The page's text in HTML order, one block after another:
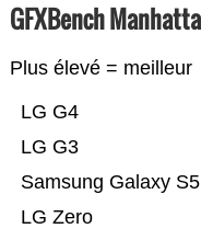
GFXBench
Plus élevé = meilleur
LG Zero
Samsung Galaxy S5
LG G3
LG G4